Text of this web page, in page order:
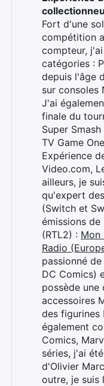
Fort d'une
compétition
compteur,
catégories :
depuis l'âge
sur consoles
J'ai
finale du
Super
TV Game
Expérience
Video.com,
ailleurs, je
qu'expert
(Switch et
émissions
(RTL2) : Mon
Radio
passionné
DC Comics)
possède une
accessoires
des figurines
également
Comics,
séries, j'ai
d'Olivier
outre, je suis
: